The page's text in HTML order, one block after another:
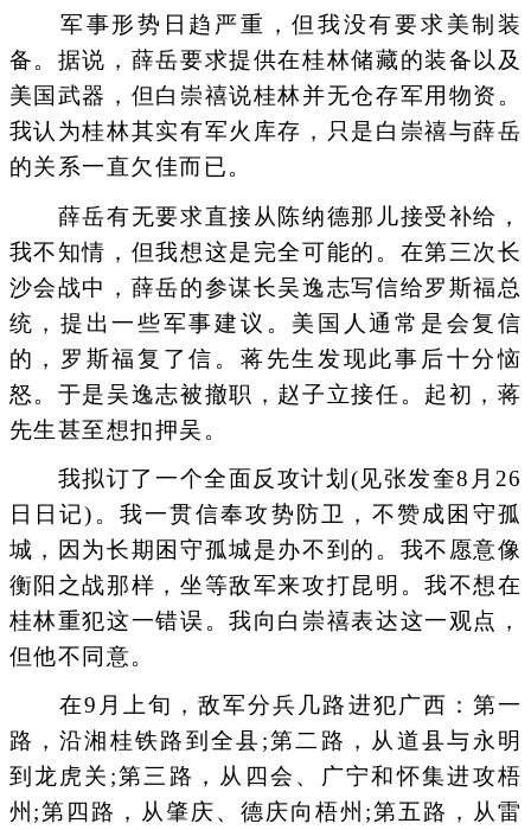
军事形势日趋严重，但我没有要求美制装
备。据说，薛岳要求提供在桂林储藏的装备以及
美国武器，但白崇禧说桂林并无仓存军用物资。
我认为桂林其实有军火库存，只是白崇禧与薛岳
的关系一直欠佳而已。
薛岳有无要求直接从陈纳德那儿接受补给，
我不知情，但我想这是完全可能的。在第三次长
沙会战中，薛岳的参谋长吴逸志写信给罗斯福总
统，提出一些军事建议。美国人通常是会复信
的，罗斯福复了信。蒋先生发现此事后十分恼
怒。于是吴逸志被撤职，赵子立接任。起初，蒋
先生甚至想扣押吴。
我拟订了一个全面反攻计划(见张发奎8月26
日日记)。我一贯信奉攻势防卫，不赞成困守孤
城，因为长期困守孤城是办不到的。我不愿意像
衡阳之战那样，坐等敌军来攻打昆明。我不想在
桂林重犯这一错误。我向白崇禧表达这一观点，
但他不同意。
在9月上旬，敌军分兵几路进犯广西：第一
路，沿湘桂铁路到全县;第二路，从道县与永明
到龙虎关;第三路，从四会、广宁和怀集进攻梧
州;第四路，从肇庆、德庆向梧州;第五路，从雷